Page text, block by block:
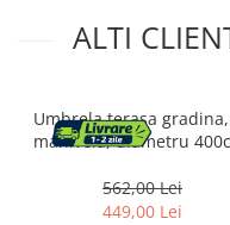
ALTI
Umbrela terasa
manivela, diametru
562,00 Lei
449,00 Lei